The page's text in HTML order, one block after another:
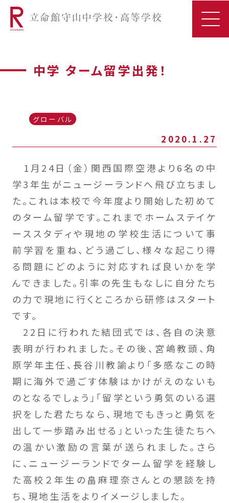
中学 ターム留学出発！
グローバル
2020.1.27
1月24日（金）関西国際空港より6名の中
学3年生がニュージーランドへ飛び立ちまし
た。これは本校で今年度より開始した初めて
のターム留学です。これまでホームステイケ
ーススタディや現地の学校生活について事
前学習を重ね、どう過ごし、様々な起こり得
る問題にどのように対応すれば良いかを学
んできました。引率の先生もなしに自分たち
の力で現地に行くところから研修はスタート
です。
22日に行われた結団式では、各自の決意
表明が行われました。その後、宮嶋教頭、角
原学年主任、長谷川教諭より「多感なこの時
期に海外で過ごす体験はかけがえのないも
のとなるでしょう」「留学という勇気のいる選
択をした君たちなら、現地でもきっと勇気を
出して一歩踏み出せる」といった生徒たちへ
の温かい激励の言葉が送られました。さら
に、ニュージーランドでターム留学を経験し
た高校２年生の畠麻理奈さんとの懇談を持
ち、現地生活をよりイメージしました。